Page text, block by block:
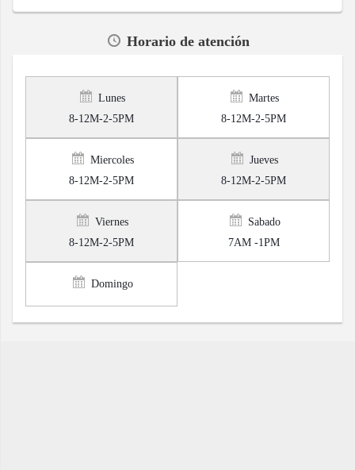
Horario de atención
Lunes
8-12M-2-5PM
Martes
8-12M-2-5PM
Miercoles
8-12M-2-5PM
Jueves
8-12M-2-5PM
Viernes
8-12M-2-5PM
Sabado
7AM -1PM
Domingo